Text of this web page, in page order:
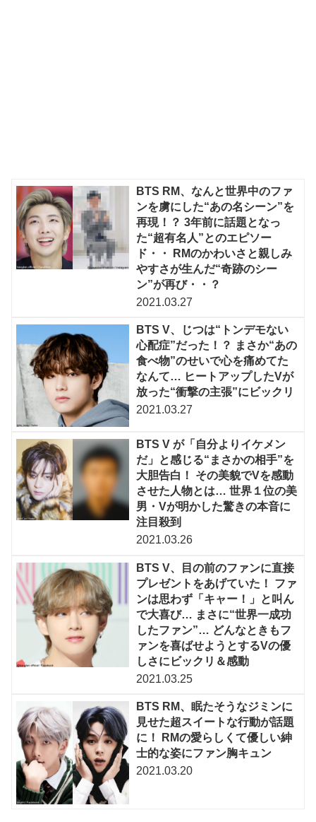
BTS RM、なんと世界中のファ
ンを虜にした“あの名シーン”を
再現！？ 3年前に話題となっ
た“超有名人”とのエピソー
ド・・ RMのかわいさと親しみ
やすさが生んだ“奇跡のシー
ン”が再び・・？
2021.03.27
BTS V、じつは“トンデモない
心配症”だった！？ まさか“あの
食べ物”のせいで心を痛めてた
なんて… ヒートアップしたVが
放った“衝撃の主張”にビックリ
2021.03.27
BTS V が「自分よりイケメン
だ」と感じる“まさかの相手”を
大胆告白！ その美貌でVを感動
させた人物とは… 世界１位の美
男・Vが明かした驚きの本音に
注目殺到
2021.03.26
BTS V、目の前のファンに直接
プレゼントをあげていた！ ファ
ンは思わず「キャー！」と叫ん
で大喜び… まさに“世界一成功
したファン”… どんなときもフ
ァンを喜ばせようとするVの優
しさにビックリ＆感動
2021.03.25
BTS RM、眠たそうなジミンに
見せた超スイートな行動が話題
に！ RMの愛らしくて優しい紳
士的な姿にファン胸キュン
2021.03.20